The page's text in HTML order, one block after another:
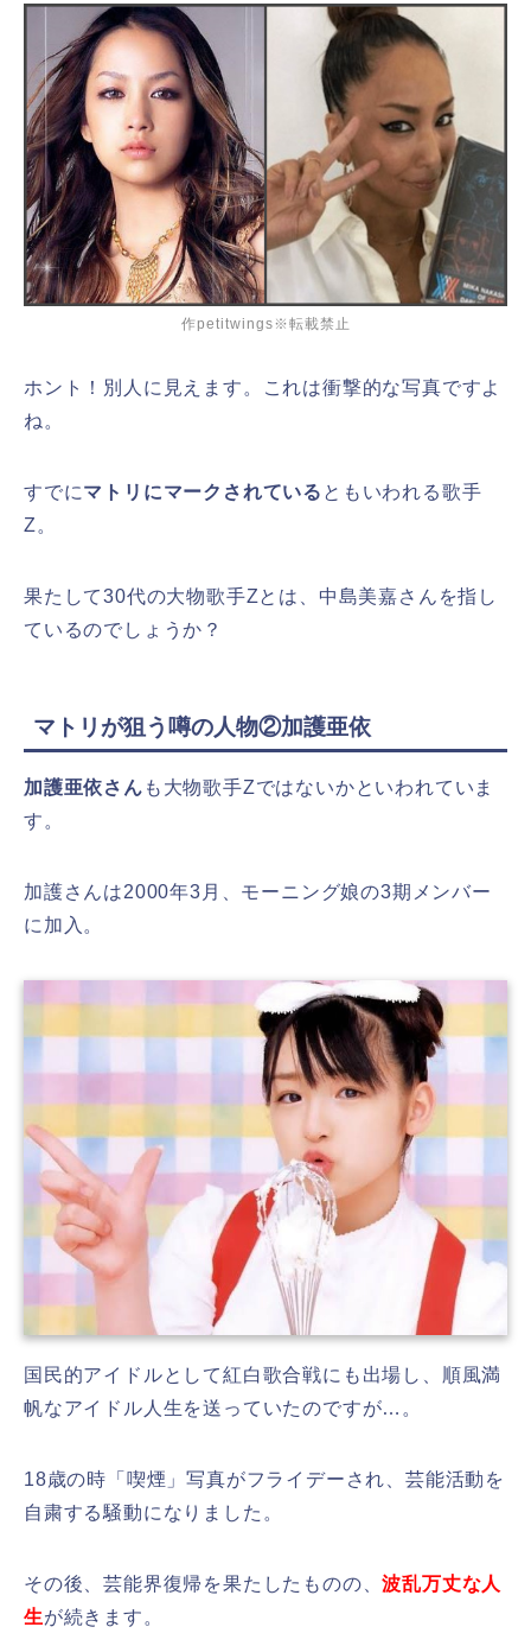
作petitwings※転載禁止
ホント！別人に見えます。これは衝撃的な写真ですよ
ね。
すでにマトリにマークされている ともいわれる歌手
Z。
果たして30代の大物歌手Zとは、中島美嘉さんを指し
ているのでしょうか？
マトリが狙う噂の人物②加護亜依
加護亜依さん も大物歌手Zではないかといわれていま
す。
加護さんは2000年3月、モーニング娘の3期メンバー
に加入。
国民的アイドルとして紅白歌合戦にも出場し、順風満
帆なアイドル人生を送っていたのですが…。
18歳の時「喫煙」写真がフライデーされ、芸能活動を
自粛する騒動になりました。
その後、芸能界復帰を果たしたものの、波乱万丈な人
生が続きます。